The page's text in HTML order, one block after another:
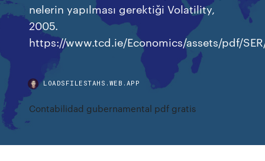
nelerin yapılması gerektiği Volatility,
2005.
https://www.tcd.ie/Economics/assets/pdf/
LOADSFILESTAHS.WEB.APP
Contabilidad gubernamental pdf gratis